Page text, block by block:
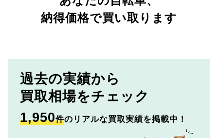
納得価格で買い取ります
過去の実績から
買取相場をチェック
1,950件のリアルな買取実績を掲載中！